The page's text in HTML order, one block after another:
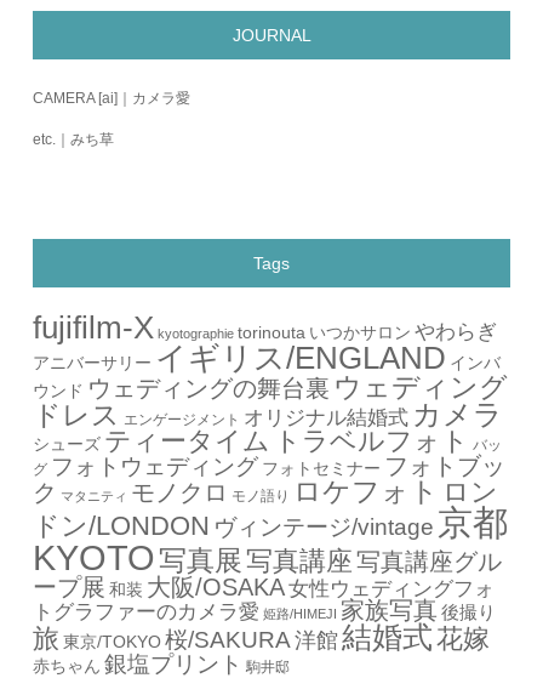
JOURNAL
CAMERA [ai]｜カメラ愛
etc.｜みち草
Tags
fujifilm-X kyotographie torinouta いつかサロン やわらぎ
アニバーサリー イギリス/ENGLAND インバ
ウンド ウェディングの舞台裏 ウェディング
ドレス エンゲージメント オリジナル結婚式 カメラ
シューズ ティータイム トラベルフォト
バッ
グ フォトウェディング フォトセミナー フォトブッ
ク マタニティ モノクロ モノ語り ロケフォト ロン
ドン/LONDON ヴィンテージ/vintage 京都
KYOTO 写真展 写真講座写真講座グル
ープ展 和装 大阪/OSAKA女性ウェディングフォ
トグラファーのカメラ愛 姫路/HIMEJI 家族写真 後撮り
旅 東京/TOKYO 桜/SAKURA 洋館 結婚式花嫁
赤ちゃん 銀塩プリント 駒井邸